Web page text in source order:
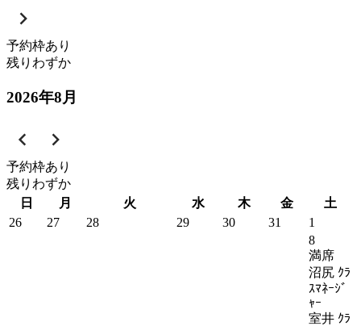
予約枠あり
残りわずか
2026年8月
予約枠あり
残りわずか
日
月 火 水 木 金
土
26
27 28 29 30 31 1
8
満席
沼尻 ｸﾗ
ｽﾏﾈｰｼﾞ
ｬｰ
室井 ｸﾗ